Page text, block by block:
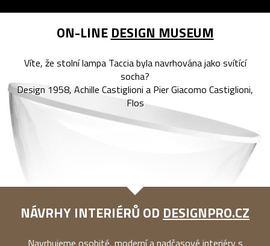
ON-LINE DESIGN MUSEUM
Víte, že stolní lampa Taccia byla navrhována jako svítící
socha?
Design 1958, Achille Castiglioni a Pier Giacomo Castiglioni,
Flos
NÁVRHY INTERIÉRŮ OD DESIGNPRO.CZ
Navrhujeme osobité, moderní a nadčasové interiéry s